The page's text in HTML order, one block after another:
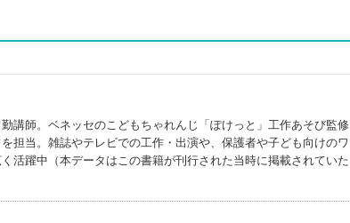
講師。ベネッセのこどもちゃれんじ「ぽけっと」工作あそび監修
担当。雑誌やテレビでの工作・出演や、保護者や子ども向けのワ
活躍中（本データはこの書籍が刊行された当時に掲載されていた